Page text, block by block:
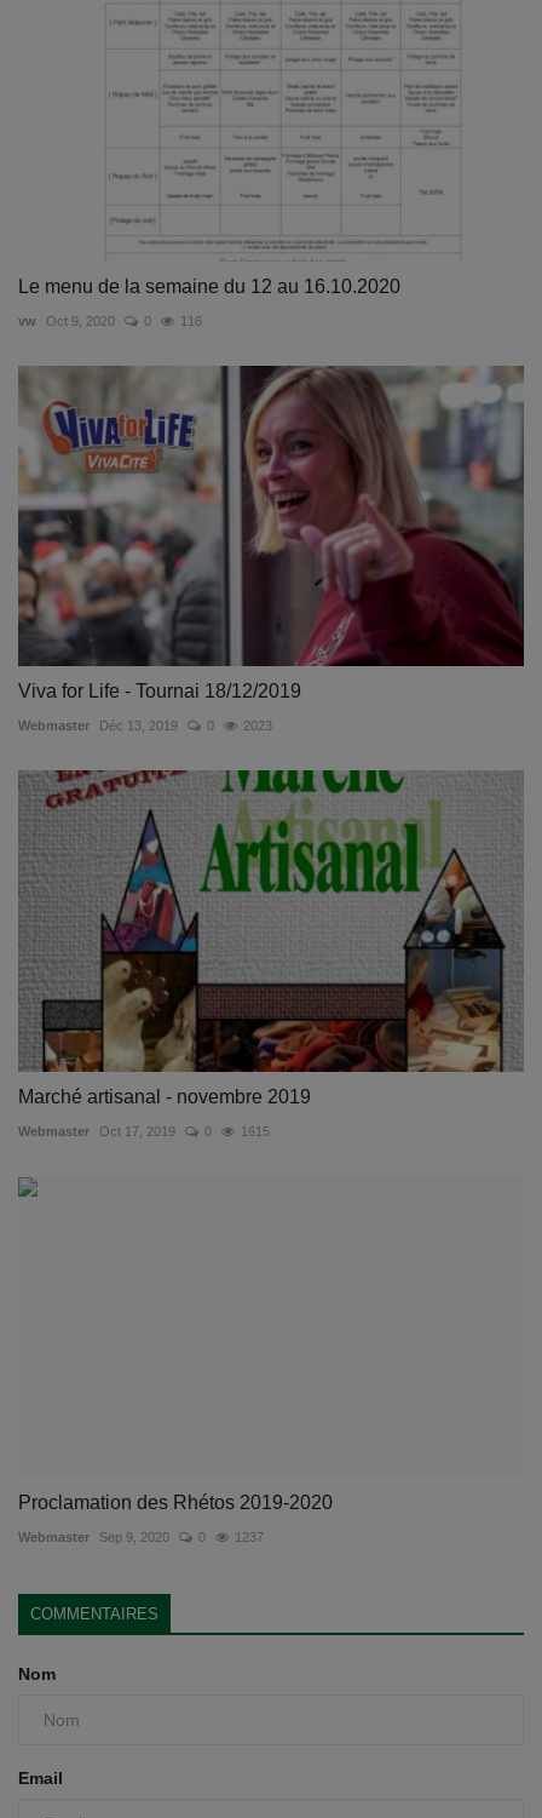
Le menu de la semaine du 12 au 16.10.2020
vw Oct 9, 2020 0 116
Viva for Life - Tournai 18/12/2019
Webmaster Déc 13, 2019 0 2023
Marché artisanal - novembre 2019
Webmaster Oct 17, 2019 0 1615
Proclamation des Rhétos 2019-2020
Webmaster Sep 9, 2020 0 1237
COMMENTAIRES
Nom
Email